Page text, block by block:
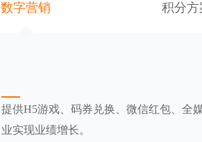
数字营销 积分方
提供H5游戏、码券兑换、微信红包、全
业实现业绩增长。